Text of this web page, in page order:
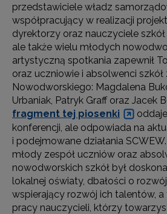
przedstawiciele władz
współpracujący w realizacji
dyrektorzy oraz nauczyciele
ale także wielu młodych
artystyczną spotkania zapewnił
oraz uczniowie i absolwenci szkół
Nowodworskiego: Magdalena
Urbaniak, Patryk Graff oraz Jacek
fragment tej piosenki
konferencji, ale odpowiada na
i podejmowane działania
młody zespół uczniów oraz
nowodworskich szkół był
lokalnej oświaty, dbałości o
wspierający rozwój ich talentów,
pracy nauczycieli, którzy